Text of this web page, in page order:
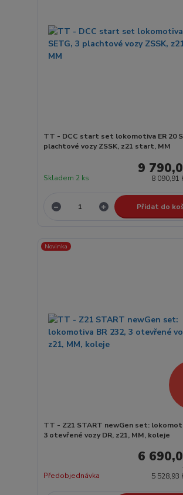
TT - DCC start set lokomotiva ER 20
plachtové vozy ZSSK, z21 start, MM
9
8 090,91
Skladem 2 ks
Přidat do
Novinka
TT - Z21 START newGen set:
3 otevřené vozy DR, z21, MM, koleje
6
5 528,93
Předobjednávka